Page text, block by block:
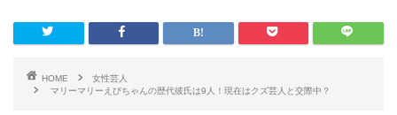
HOME
女性芸人
マリーマリーえびちゃんの歴代彼氏は9人！現在はクズ芸人と交際中？